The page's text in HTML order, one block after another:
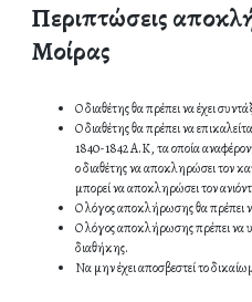
Περιπτώσεις
Μοίρας
Ο διαθέτης θα πρέπει να έχει
Ο διαθέτης θα πρέπει να
1840-1842 Α.Κ, τα οποία
ο διαθέτης να αποκληρώσει τον
μπορεί να αποκληρώσει τον
Ο λόγος αποκλήρωσης θα πρέπει
Ο λόγος αποκλήρωσης πρέπει να
διαθήκης.
Να μην έχει αποσβεστεί το